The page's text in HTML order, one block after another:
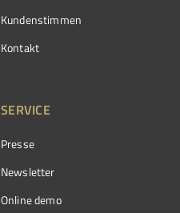
Kundenstimmen
Kontakt
SERVICE
Presse
Newsletter
Online demo